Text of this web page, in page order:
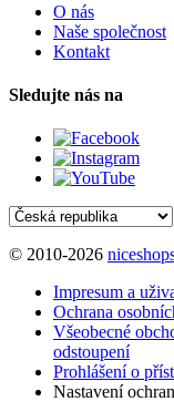
O nás
Naše společnost
Kontakt
Sledujte nás na
© 2010-2026
Impresum a
Ochrana
Všeobecné
odstoupení
Prohlášení o
Nastavení